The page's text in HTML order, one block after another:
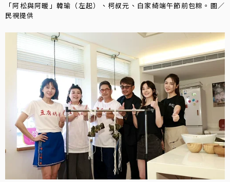
「阿松與阿暖」韓瑜（左起）、柯叔元、白家綺端午節前包粽。圖／
民視提供